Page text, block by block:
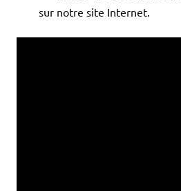
sur notre site Internet.